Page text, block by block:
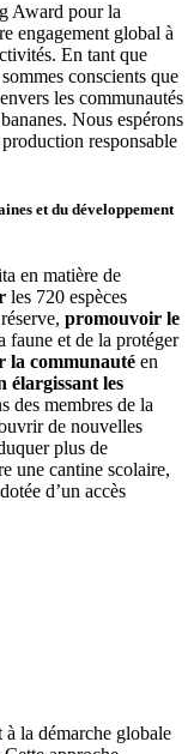
Award pour la
engagement global à
En tant que
conscients que
les communautés
Nous espérons
responsable
et du développement
en matière de
les 720 espèces
promouvoir le
et de la protéger
la communauté en
élargissant les
des membres de la
de nouvelles
plus de
une cantine scolaire,
d’un accès
la démarche globale